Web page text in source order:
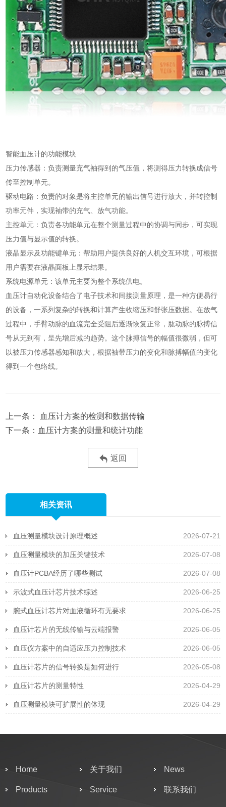
智能血压计的功能模块
压力传感器：负责测量充气袖得到的气压值，将测得压力转换成信号
传至控制单元。
驱动电路：负责的对象是将主控单元的输出信号进行放大，并转控制
功率元件，实现袖带的充气、放气功能。
主控单元：负责各功能单元在整个测量过程中的协调与同步，可实现
压力值与显示值的转换。
液晶显示及功能键单元：帮助用户提供良好的人机交互环境，可根据
用户需要在液晶面板上显示结果。
系统电源单元：该单元主要为整个系统供电。
血压计自动化设备结合了电子技术和间接测量原理，是一种方便易行
的设备，一系列复杂的转换和计算产生收缩压和舒张压数据。在放气
过程中，手臂动脉的血流完全受阻后逐渐恢复正常，肱动脉的脉搏信
号从无到有，呈先增后减的趋势。这个脉搏信号的幅值很微弱，但可
以被压力传感器感知和放大，根据袖带压力的变化和脉搏幅值的变化
得到一个包络线。
血压计方案的检测和数据传输
血压计方案的测量和统计功能
返回
相关资讯
2026-07-21
血压测量模块设计原理概述
2026-07-08
血压测量模块的加压关键技术
2026-07-08
血压计PCBA经历了哪些测试
2026-06-25
示波式血压计芯片技术综述
2026-06-25
腕式血压计芯片对血液循环有无要求
2026-06-05
血压计芯片的无线传输与云端报警
2026-06-05
血压仪方案中的自适应压力控制技术
2026-05-08
血压计芯片的信号转换是如何进行
2026-04-29
血压计芯片的测量特性
2026-04-29
血压测量模块可扩展性的体现
Home 关于我们 News
Products Service 联系我们